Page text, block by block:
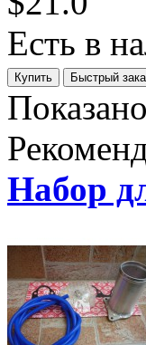
Есть в
Набор